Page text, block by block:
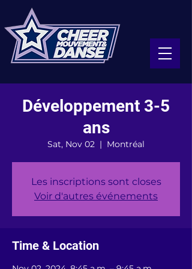
Développement 3-5
ans
Sat, Nov 02
  |
Montréal
Les inscriptions sont closes
Voir d'autres événements
Time & Location